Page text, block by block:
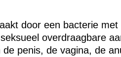
door een bacterie
overdraagbare
penis, de vagina, de